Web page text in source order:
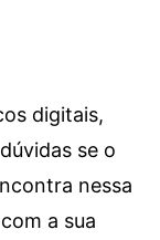
digitais,
se o
nessa
a sua